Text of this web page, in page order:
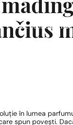
4 buc. pentru0,01 lei!
în lumea
spun povești.